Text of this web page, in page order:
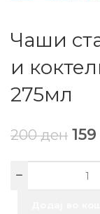
Чаши
и
275мл
200ден 159